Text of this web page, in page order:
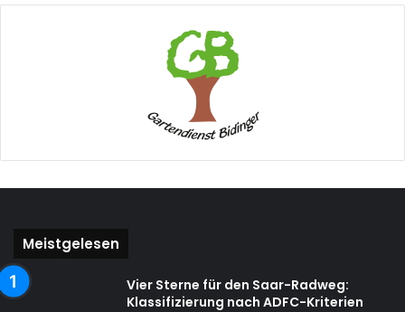
Meistgelesen
Vier Sterne für den Saar-Radweg:
Klassifizierung nach ADFC-Kriterien